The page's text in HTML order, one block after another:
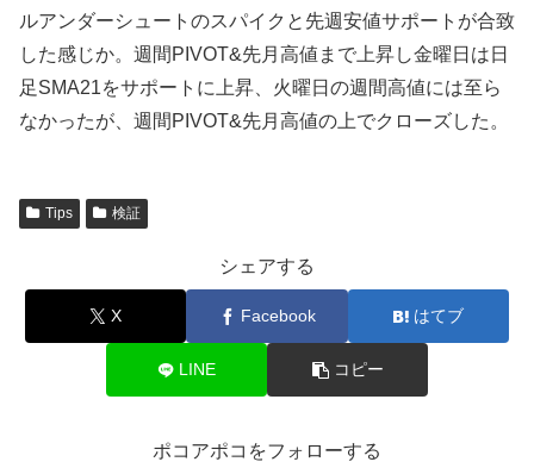
ルアンダーシュートのスパイクと先週安値サポートが合致
した感じか。週間PIVOT&先月高値まで上昇し金曜日は日
足SMA21をサポートに上昇、火曜日の週間高値には至ら
なかったが、週間PIVOT&先月高値の上でクローズした。
Tips 検証
シェアする
X Facebook はてブ
LINE コピー
ポコアポコをフォローする